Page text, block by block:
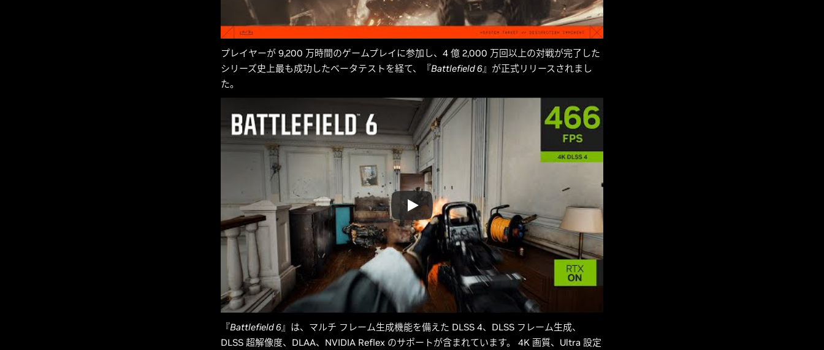
プレイヤーが 9,200 万時間のゲームプレイに参加し、4 億 2,000 万回以上の対戦が完了した
シリーズ史上最も成功したベータテストを経て、『Battlefield 6』が正式リリースされまし
た。
『Battlefield 6』は、マルチ フレーム生成機能を備えた DLSS 4、DLSS フレーム生成、
DLSS 超解像度、DLAA、NVIDIA Reflex のサポートが含まれています。 4K 画質、Ultra 設定